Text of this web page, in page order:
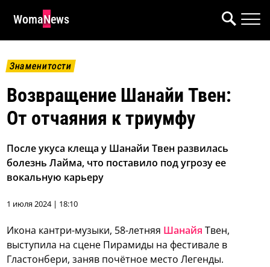
WomaNews
Знаменитости
Возвращение Шанайи Твен:
От отчаяния к триумфу
После укуса клеща у Шанайи Твен развилась
болезнь Лайма, что поставило под угрозу ее
вокальную карьеру
1 июля 2024 | 18:10
Икона кантри-музыки, 58-летняя Шанайя Твен,
выступила на сцене Пирамиды на фестивале в
Гластонбери, заняв почётное место Легенды.